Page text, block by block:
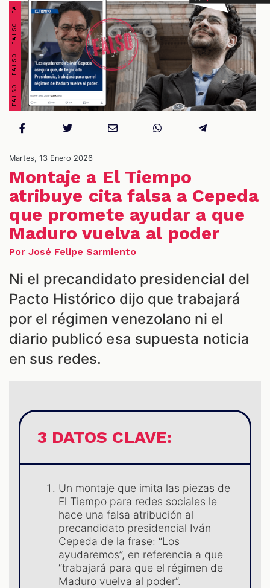
Martes, 13 Enero 2026
Montaje a El Tiempo
atribuye cita falsa a Cepeda
que promete ayudar a que
Maduro vuelva al poder
Por José Felipe Sarmiento
Ni el precandidato presidencial del
Pacto Histórico dijo que trabajará
por el régimen venezolano ni el
diario publicó esa supuesta noticia
en sus redes.
3 DATOS CLAVE:
Un montaje que imita las piezas de
El Tiempo para redes sociales le
hace una falsa atribución al
precandidato presidencial Iván
Cepeda de la frase: “Los
ayudaremos”, en referencia a que
“trabajará para que el régimen de
Maduro vuelva al poder”.